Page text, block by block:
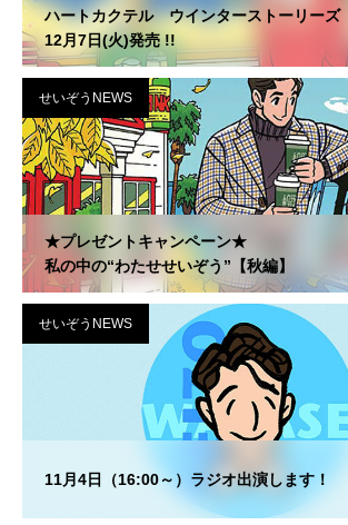
ハートカクテル ウインターストーリーズ
12月7日(火)発売 !!
せいぞうNEWS
★プレゼントキャンペーン★
私の中の“わたせせいぞう”【秋編】
せいぞうNEWS
11月4日（16:00～）ラジオ出演します！